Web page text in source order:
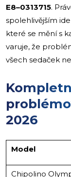
E8–0313715.
spolehlivějším
které se mění s
varuje, že
všech sedaček
2026
Model
Chipolino